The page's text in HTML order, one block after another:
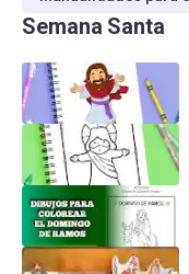
Semana Santa